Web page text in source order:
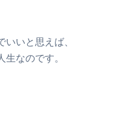
いいと思えば、
生なのです。